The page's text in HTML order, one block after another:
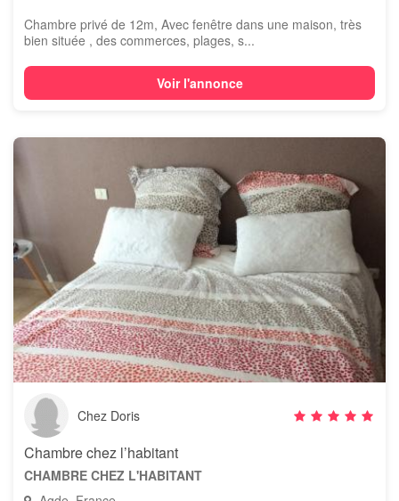
Chambre privé de 12m, Avec fenêtre dans une maison, très
bien située , des commerces, plages, s...
Voir l'annonce
Chez Doris
Chambre chez l’habitant
CHAMBRE CHEZ L'HABITANT